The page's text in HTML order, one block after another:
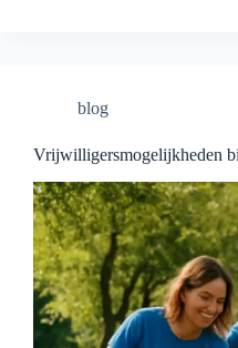
blog
Vrijwilligersmogelijkheden